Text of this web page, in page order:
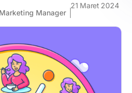
Manager
21 Maret 2024